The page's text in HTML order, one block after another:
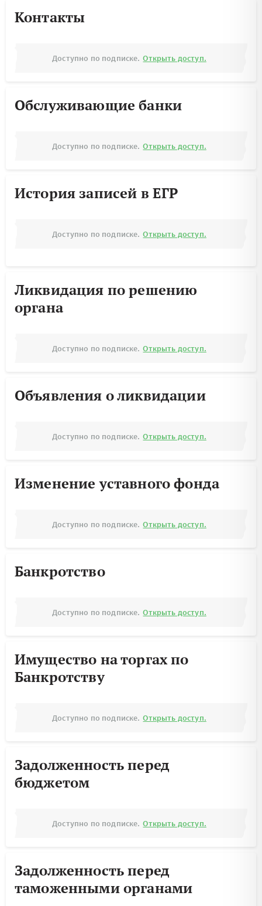
Контакты
Доступно по подписке. Открыть доступ.
Обслуживающие банки
Доступно по подписке. Открыть доступ.
История записей в ЕГР
Доступно по подписке. Открыть доступ.
Ликвидация по решению
органа
Доступно по подписке. Открыть доступ.
Объявления о ликвидации
Доступно по подписке. Открыть доступ.
Изменение уставного фонда
Доступно по подписке. Открыть доступ.
Банкротство
Доступно по подписке. Открыть доступ.
Имущество на торгах по
Банкротству
Доступно по подписке. Открыть доступ.
Задолженность перед
бюджетом
Доступно по подписке. Открыть доступ.
Задолженность перед
таможенными органами